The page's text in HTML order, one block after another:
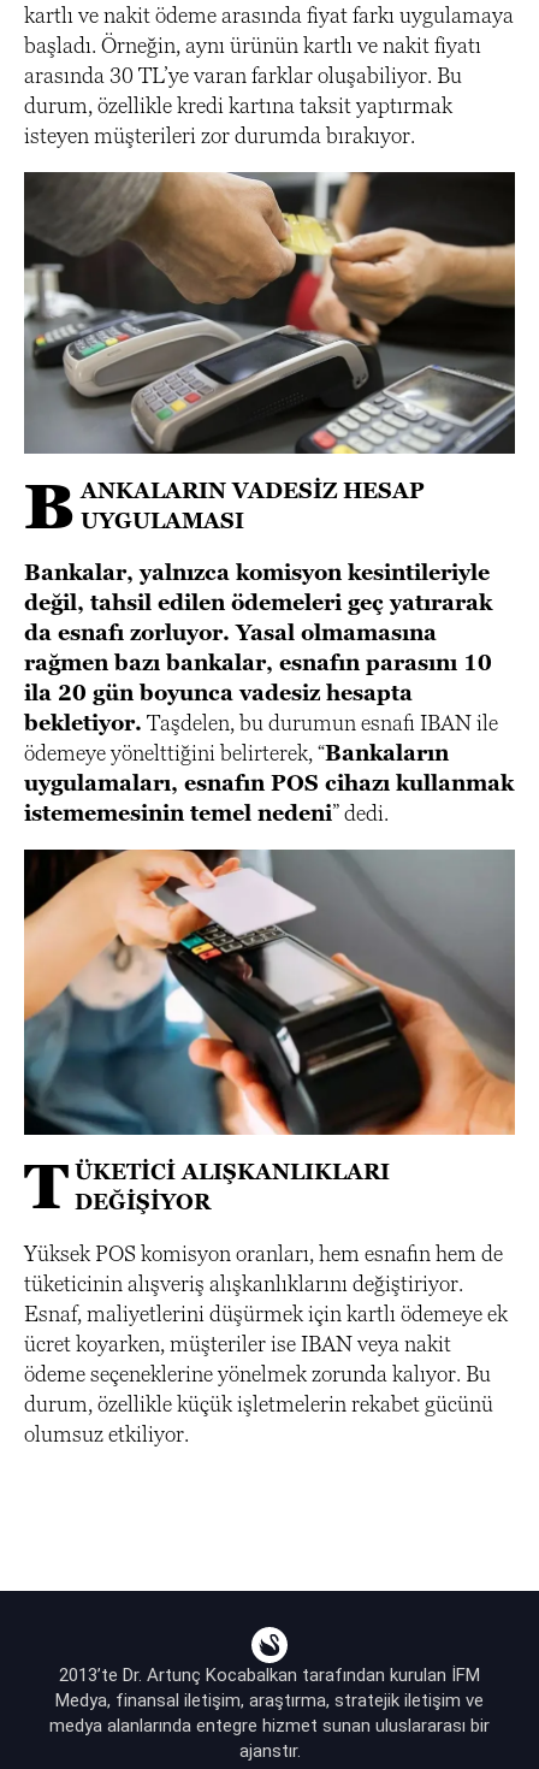
kartlı ve nakit ödeme arasında fiyat farkı uygulamaya
başladı. Örneğin, aynı ürünün kartlı ve nakit fiyatı
arasında 30 TL’ye varan farklar oluşabiliyor. Bu
durum, özellikle kredi kartına taksit yaptırmak
isteyen müşterileri zor durumda bırakıyor.
B ANKALARIN VADESİZ HESAP
UYGULAMASI
Bankalar, yalnızca komisyon kesintileriyle
değil, tahsil edilen ödemeleri geç yatırarak
da esnafı zorluyor. Yasal olmamasına
rağmen bazı bankalar, esnafın parasını 10
ila 20 gün boyunca vadesiz hesapta
bekletiyor. Taşdelen, bu durumun esnafı IBAN ile
ödemeye yönelttiğini belirterek, “Bankaların
uygulamaları, esnafın POS cihazı kullanmak
istememesinin temel nedeni” dedi.
T ÜKETİCİ ALIŞKANLIKLARI
DEĞİŞİYOR
Yüksek POS komisyon oranları, hem esnafın hem de
tüketicinin alışveriş alışkanlıklarını değiştiriyor.
Esnaf, maliyetlerini düşürmek için kartlı ödemeye ek
ücret koyarken, müşteriler ise IBAN veya nakit
ödeme seçeneklerine yönelmek zorunda kalıyor. Bu
durum, özellikle küçük işletmelerin rekabet gücünü
olumsuz etkiliyor.
2013’te Dr. Artunç Kocabalkan tarafından kurulan İFM
Medya, finansal iletişim, araştırma, stratejik iletişim ve
medya alanlarında entegre hizmet sunan uluslararası bir
ajanstır.